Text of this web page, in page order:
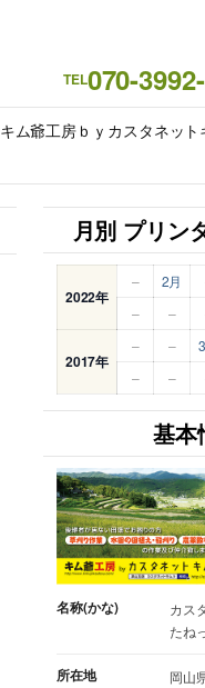
TEL070-
キム爺工房ｂｙカスタネット
月別 プリン
2022年
– 2月
–
–
2017年
– –
–
–
基本
名称(かな)
カス
たね
所在地 岡山